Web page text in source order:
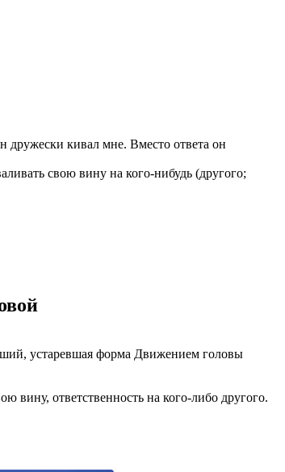
дружески кивал мне. Вместо ответа он
свою вину на кого-нибудь (другого;
устаревшая форма Движением головы
вину, ответственность на кого-либо другого.